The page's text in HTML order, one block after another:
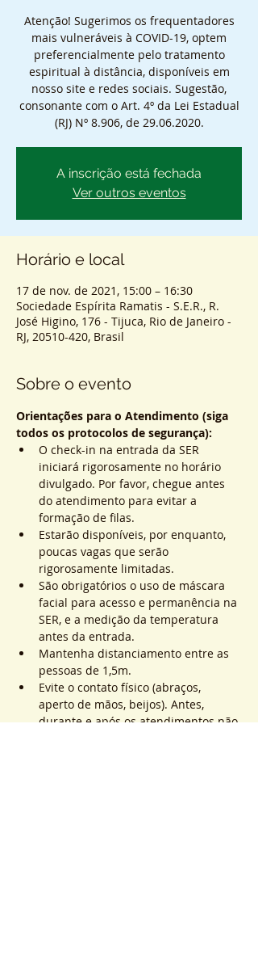
Atenção! Sugerimos os frequentadores
mais vulneráveis à COVID-19, optem
preferencialmente pelo tratamento
espiritual à distância, disponíveis em
nosso site e redes sociais. Sugestão,
consonante com o Art. 4º da Lei Estadual
(RJ) Nº 8.906, de 29.06.2020.
A inscrição está fechada
Ver outros eventos
Horário e local
17 de nov. de 2021, 15:00 – 16:30
Sociedade Espírita Ramatis - S.E.R., R.
José Higino, 176 - Tijuca, Rio de Janeiro -
RJ, 20510-420, Brasil
Sobre o evento
Orientações para o Atendimento (siga
todos os protocolos de segurança):
O check-in na entrada da SER
iniciará rigorosamente no horário
divulgado. Por favor, chegue antes
do atendimento para evitar a
formação de filas.
Estarão disponíveis, por enquanto,
poucas vagas que serão
rigorosamente limitadas.
São obrigatórios o uso de máscara
facial para acesso e permanência na
SER, e a medição da temperatura
antes da entrada.
Mantenha distanciamento entre as
pessoas de 1,5m.
Evite o contato físico (abraços,
aperto de mãos, beijos). Antes,
durante e após os atendimentos não